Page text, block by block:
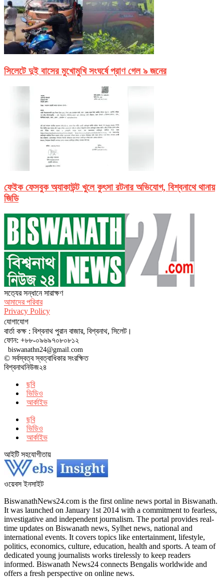
সিলেটে দুই বাসের মুখোমুখি সংঘর্ষে প্রাণ গেল ৯ জনের
ফেইক ফেসবুক অ্যাকাউন্ট খুলে কুৎসা রটনার অভিযোগ, বিশ্বনাথে থানায়
জিডি
সত‌্যের সন্ধানে সারাক্ষণ
আমাদের পরিবার
Privacy Policy
যোগাযোগ
বার্তা কক্ষ : বিশ্বনাথ পুরান বাজার, বিশ্বনাথ, সিলেট।
ফোন: +৮৮-০৯৬৯৭০৮০৮১২
biswanathn24@gmail.com
© সর্বস্বত্ব স্বত্বাধিকার সংরক্ষিত
বিশ্বনাথনিউজ২৪
ছবি
ভিডিও
আর্কাইভ
ছবি
ভিডিও
আর্কাইভ
আইটি সহযোগীতায়
ওয়েবস ইনসাইট
BiswanathNews24.com is the first online news portal in Biswanath.
It was launched on January 1st 2014 with a commitment to fearless,
investigative and independent journalism. The portal provides real-
time updates on Biswanath news, Sylhet news, national and
international events. It covers topics like entertainment, lifestyle,
politics, economics, culture, education, health and sports. A team of
dedicated young journalists works tirelessly to keep readers
informed. Biswanath News24 connects Bengalis worldwide and
offers a fresh perspective on online news.